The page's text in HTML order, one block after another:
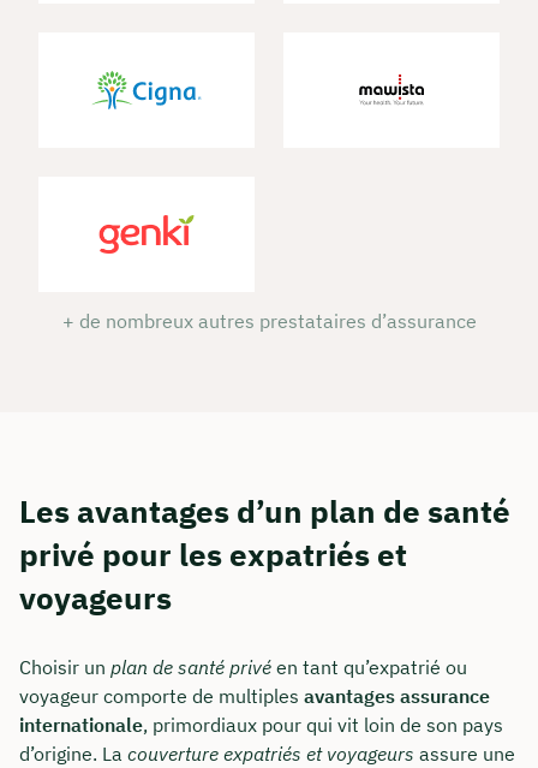
+ de nombreux autres prestataires d’assurance
Les avantages d’un plan de santé
privé pour les expatriés et
voyageurs
Choisir un plan de santé privé en tant qu’expatrié ou
voyageur comporte de multiples avantages assurance
internationale, primordiaux pour qui vit loin de son pays
d’origine. La couverture expatriés et voyageurs assure une